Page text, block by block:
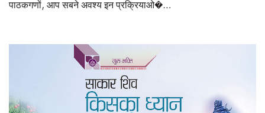
पाठकगणों, आप सबने अवश्य इन प्रक्रियाओ�…